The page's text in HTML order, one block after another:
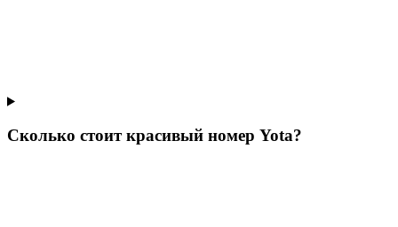
Сколько стоит красивый номер Yota?